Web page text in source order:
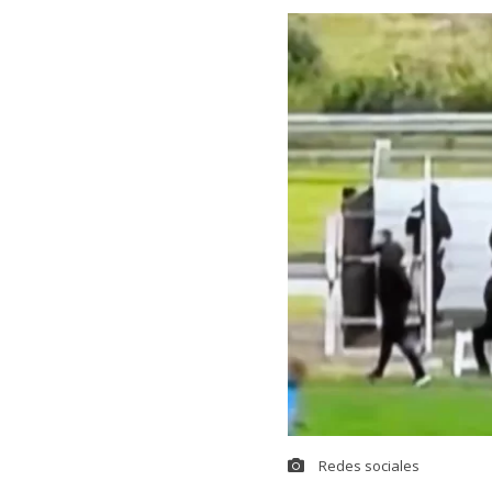
Redes sociales